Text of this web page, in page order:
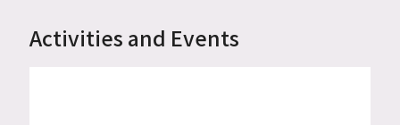
Activities and Events